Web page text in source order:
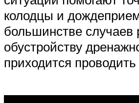
колодцы и
большинстве случаев
обустройству
приходится проводить